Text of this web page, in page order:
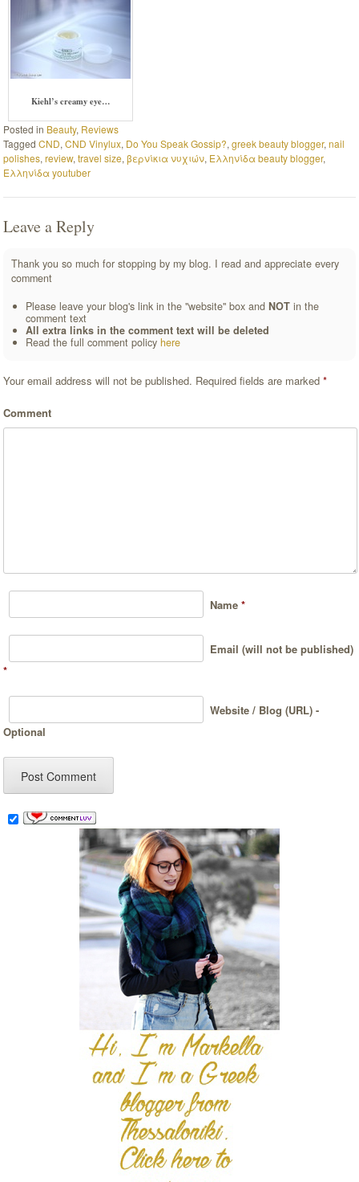
Kiehl’s creamy eye…
Posted in Beauty, Reviews
TaggedCND,CND Vinylux, Do You Speak Gossip?,greek beauty blogger,nail
polishes,review,travel size,βερνίκια νυχιών, Ελληνίδα beauty blogger,
Ελληνίδα youtuber
Leave a Reply
Thank you so much for stopping by my blog. I read and appreciate every
comment
Please leave your blog's link in the "website" box andNOT in the
comment text
All extra links in the comment text will be deleted
Read the full comment policyhere
Your email address will not be published. Required fields are marked*
Comment
Name*
Email (will not be published)
*
Website / Blog (URL) -
Optional